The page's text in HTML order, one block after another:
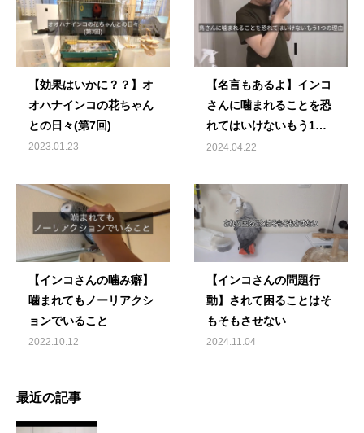
【効果はいかに？？】オ
オハナインコの花ちゃん
との日々(第7回)
2023.01.23
【名言もあるよ】インコ
さんに噛まれることを恐
れてはいけないもう1つ
の理由
2024.04.22
【インコさんの噛み癖】
噛まれてもノーリアクシ
ョンでいること
2022.10.12
【インコさんの問題行
動】されて困ることはそ
もそもさせない
2024.11.04
最近の記事